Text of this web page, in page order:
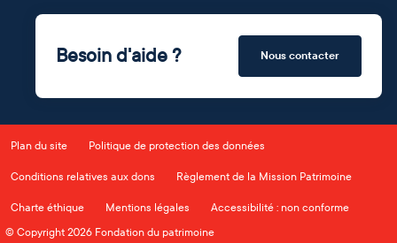
Besoin d'aide ? Nous contacter
Plan du site Politique de protection des données
Conditions relatives aux dons Règlement de la Mission Patrimoine
Charte éthique Mentions légales
Accessibilité : non conforme
© Copyright 2026 Fondation du patrimoine